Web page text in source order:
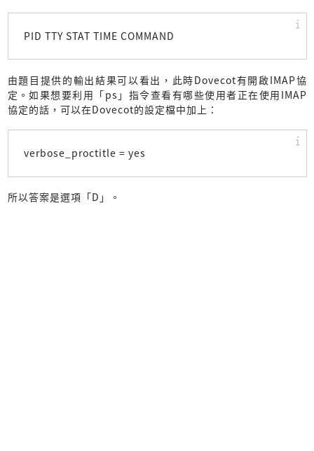
PID TTY STAT TIME COMMAND
由題目提供的輸出結果可以看出，此時Dovecot有開啟IMAP協
定。如果想要利用「ps」指令查看有哪些使用者正在使用IMAP
協定的話，可以在Dovecot的設定檔中加上：
verbose_proctitle = yes
所以答案是選項「D」。